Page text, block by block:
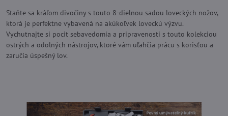
Staňte sa kráľom divočiny s touto 8-dielnou sadou loveckých nožov,
ktorá je perfektne vybavená na akúkoľvek loveckú výzvu.
Vychutnajte si pocit sebavedomia a pripravenosti s touto kolekciou
ostrých a odolných nástrojov, ktoré vám uľahčia prácu s korisťou a
zaručia úspešný lov.